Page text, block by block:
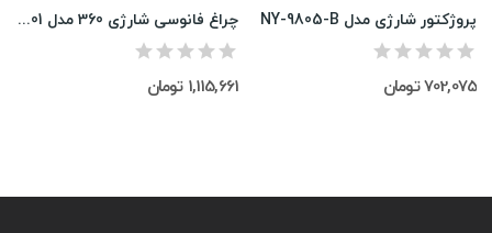
چراغ فانوسی شارژی 360 مدل LY01
1,115,661 تومان
پروژکتور شارژی مدل NY-9805-B
702,075 تومان